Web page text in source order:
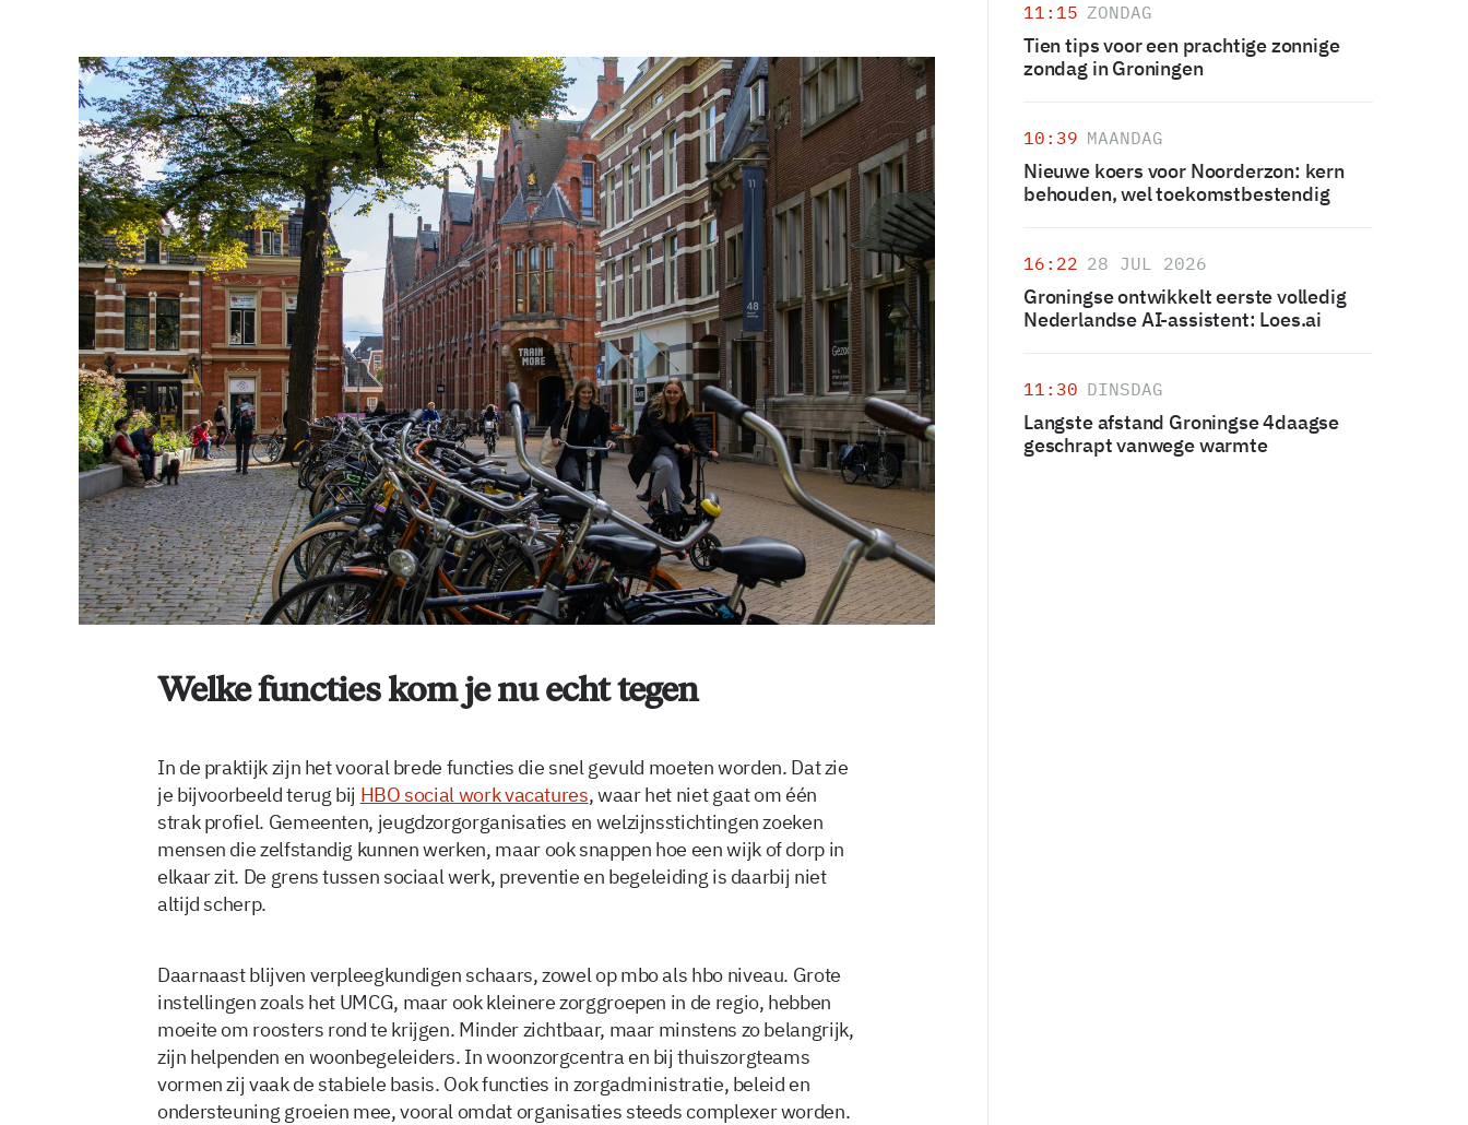
Welke functies kom je nu echt tegen
In de praktijk zijn het vooral brede functies die snel gevuld moeten worden. Dat zie
je bijvoorbeeld terug bij HBO social work vacatures, waar het niet gaat om één
strak profiel. Gemeenten, jeugdzorgorganisaties en welzijnsstichtingen zoeken
mensen die zelfstandig kunnen werken, maar ook snappen hoe een wijk of dorp in
elkaar zit. De grens tussen sociaal werk, preventie en begeleiding is daarbij niet
altijd scherp.
Daarnaast blijven verpleegkundigen schaars, zowel op mbo als hbo niveau. Grote
instellingen zoals het UMCG, maar ook kleinere zorggroepen in de regio, hebben
moeite om roosters rond te krijgen. Minder zichtbaar, maar minstens zo belangrijk,
zijn helpenden en woonbegeleiders. In woonzorgcentra en bij thuiszorgteams
vormen zij vaak de stabiele basis. Ook functies in zorgadministratie, beleid en
ondersteuning groeien mee, vooral omdat organisaties steeds complexer worden.
11:15 ZONDAG
Tien tips voor een prachtige zonnige
zondag in Groningen
10:39 MAANDAG
Nieuwe koers voor Noorderzon: kern
behouden, wel toekomstbestendig
16:22 28 JUL 2026
Groningse ontwikkelt eerste volledig
Nederlandse AI-assistent: Loes.ai
11:30 DINSDAG
Langste afstand Groningse 4daagse
geschrapt vanwege warmte